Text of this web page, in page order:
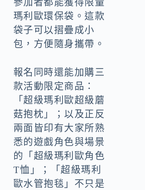
參加者都能獲得限量
瑪利歐環保袋。這款
袋子可以摺疊成小
包，方便隨身攜帶。
報名同時還能加購三
款活動限定商品：
「超級瑪利歐超級蘑
菇抱枕」；以及正反
兩面皆印有大家所熟
悉的遊戲角色與場景
的「超級瑪利歐角色
T恤」；「超級瑪利
歐水管抱毯」不只是